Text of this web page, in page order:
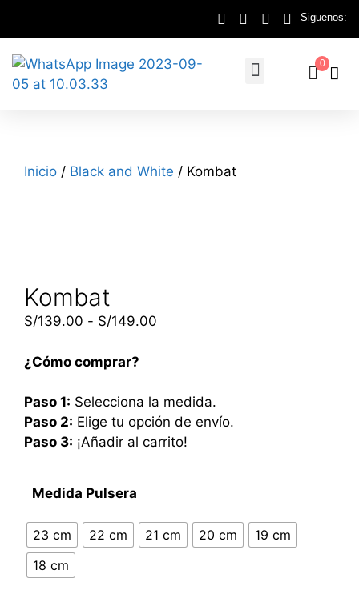
Siguenos:
0
Inicio / Black and White / Kombat
Kombat
S/139.00 - S/149.00
¿Cómo comprar?
Paso 1: Selecciona la medida.
Paso 2: Elige tu opción de envío.
Paso 3: ¡Añadir al carrito!
Medida Pulsera
23 cm 22 cm 21 cm 20 cm
19 cm
18 cm